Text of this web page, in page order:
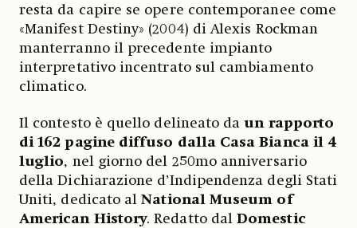
resta da capire se opere contemporanee come
«Manifest Destiny» (2004) di Alexis Rockman
manterranno il precedente impianto
interpretativo incentrato sul cambiamento
climatico.
Il contesto è quello delineato daun rapporto
di 162 pagine diffuso dalla Casa Bianca il 4
luglio, nel giorno del 250mo anniversario
della Dichiarazione d’Indipendenza degli Stati
Uniti, dedicato alNational Museum of
American History. Redatto dalDomestic